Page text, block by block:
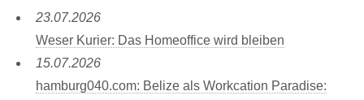
23.07.2026
Weser Kurier: Das Homeoffice wird bleiben
15.07.2026
hamburg040.com: Belize als Workcation Paradise: